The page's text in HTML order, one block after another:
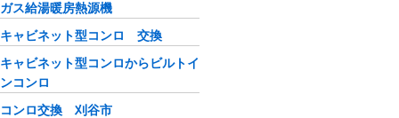
ガス給湯暖房熱源機
キャビネット型コンロ 交換
キャビネット型コンロからビルトイ
ンコンロ
コンロ交換 刈谷市